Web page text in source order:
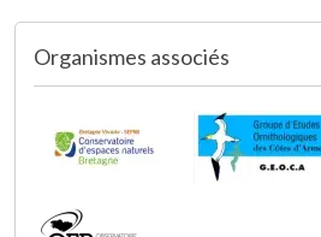
Organismes associés